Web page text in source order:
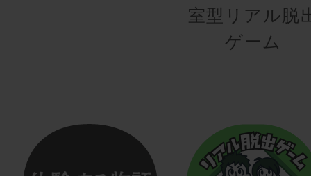
室型リアル脱
ゲーム